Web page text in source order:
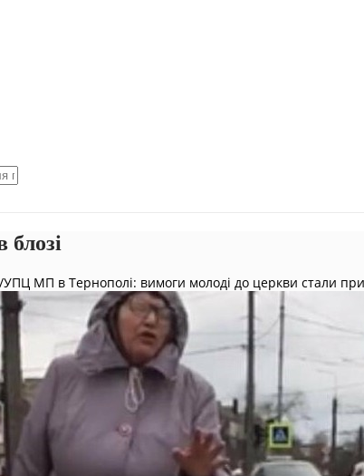
блозі
МП в Тернополі: вимоги молоді до церкви стали